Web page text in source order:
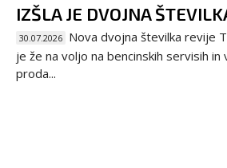
IZŠLA JE DVOJNA
30.07.2026 Nova dvojna številka revije
je že na voljo na bencinskih servisih in
proda...